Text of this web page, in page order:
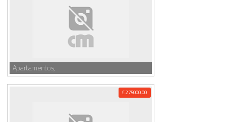
Apartamentos,
€ 275000,00